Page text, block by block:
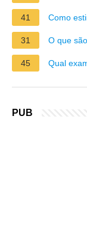
41 Como
31 O que
45 Qual
PUB